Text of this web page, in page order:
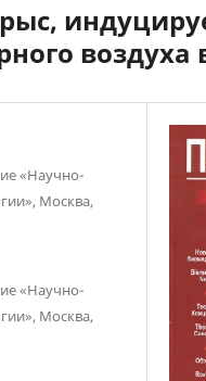
воздуха
«Научно-
Москва,
«Научно-
Москва,